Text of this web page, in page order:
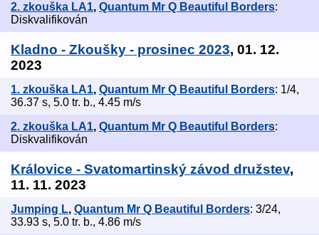
2. zkouška LA1, Quantum Mr Q Beautiful Borders:
Diskvalifikován
Kladno - Zkoušky - prosinec 2023, 01. 12.
2023
1. zkouška LA1, Quantum Mr Q Beautiful Borders: 1/4,
36.37 s, 5.0 tr. b., 4.45 m/s
2. zkouška LA1, Quantum Mr Q Beautiful Borders:
Diskvalifikován
Královice - Svatomartinský závod družstev,
11. 11. 2023
Jumping L, Quantum Mr Q Beautiful Borders: 3/24,
33.93 s, 5.0 tr. b., 4.86 m/s